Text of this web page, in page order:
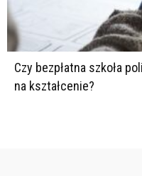
Czy bezpłatna szkoła
na kształcenie?